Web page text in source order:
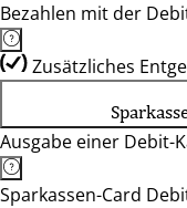
Bezahlen mit der
Zusätzliches
Ausgabe einer Debit-
Sparkassen-Card